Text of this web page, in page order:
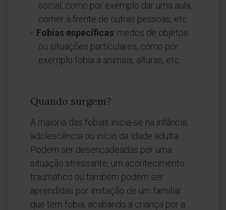
social, como por exemplo dar uma aula,
comer à frente de outras pessoas, etc.
Fobias específicas: medos de objetos
ou situações particulares, como por
exemplo fobia a animais, alturas, etc.
Quando surgem?
A maioria das fobias inicia-se na infância,
adolescência ou início da idade adulta.
Podem ser desencadeadas por uma
situação stressante, um acontecimento
traumático ou também podem ser
aprendidas por imitação de um familiar
que tem fobia, acabando a criança por a